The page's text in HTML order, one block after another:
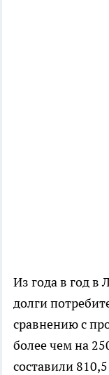
Из года в год в
долги
сравнению с
более чем на
составили